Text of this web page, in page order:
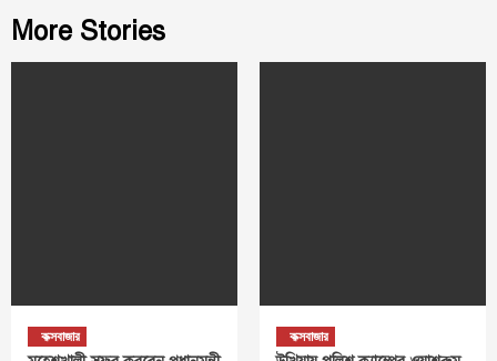
More Stories
কক্সবাজার কক্সবাজার